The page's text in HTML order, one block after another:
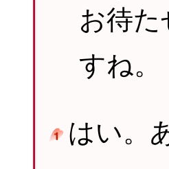
お待
すね。
はい。